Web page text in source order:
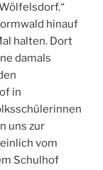
hinauf
halten. Dort
damals
in
uns zur
vom
Schulhof